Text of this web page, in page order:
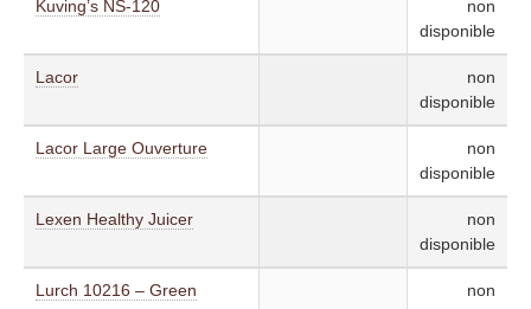
Kuving’s NS-120
non
disponible
Lacor
non
disponible
Lacor Large Ouverture
non
disponible
Lexen Healthy Juicer
non
disponible
Lurch 10216 – Green
non